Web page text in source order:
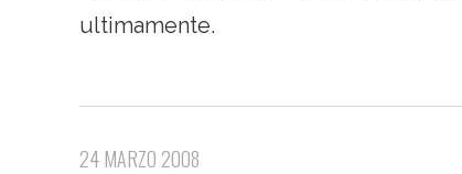
ultimamente.
24 MARZO 2008